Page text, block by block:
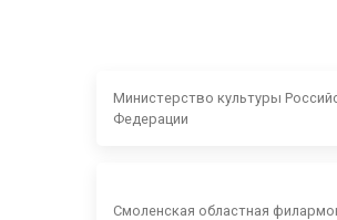
Министерство культуры
Федерации
Смоленская областная